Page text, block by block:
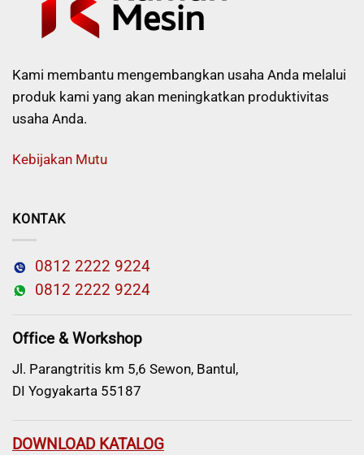
Kami membantu mengembangkan usaha Anda melalui
produk kami yang akan meningkatkan produktivitas
usaha Anda.
Kebijakan Mutu
KONTAK
0812 2222 9224
0812 2222 9224
Office & Workshop
Jl. Parangtritis km 5,6 Sewon, Bantul,
DI Yogyakarta 55187
DOWNLOAD KATALOG